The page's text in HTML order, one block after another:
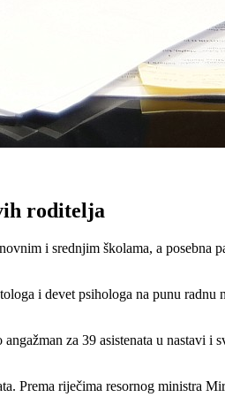
roditelja
i srednjim školama, a posebna
i devet psihologa na punu radnu
za 39 asistenata u nastavi i
Prema riječima resornog ministra